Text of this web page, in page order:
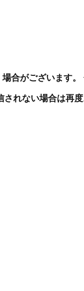
合がございます
れない場合は再